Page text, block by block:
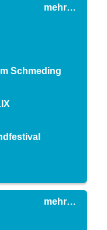
mehr…
Schmeding
mehr…